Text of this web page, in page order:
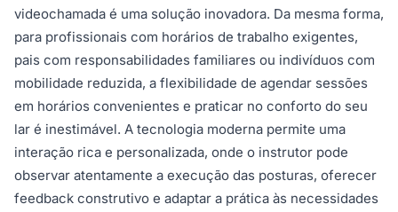
videochamada é uma solução inovadora. Da mesma forma,
para profissionais com horários de trabalho exigentes,
pais com responsabilidades familiares ou indivíduos com
mobilidade reduzida, a flexibilidade de agendar sessões
em horários convenientes e praticar no conforto do seu
lar é inestimável. A tecnologia moderna permite uma
interação rica e personalizada, onde o instrutor pode
observar atentamente a execução das posturas, oferecer
feedback construtivo e adaptar a prática às necessidades